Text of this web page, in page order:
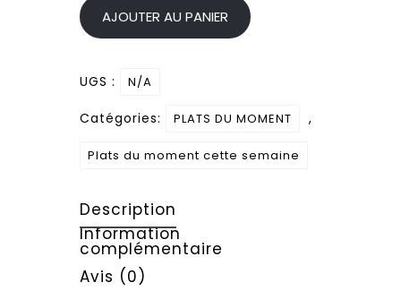
Pâtes
à
saucisse
et
de
séchées
AJOUTER AU PANIER
UGS : N/A
Catégories: PLATS DU MOMENT ,
Plats du moment cette semaine
Description
Information
complémentaire
Avis (0)